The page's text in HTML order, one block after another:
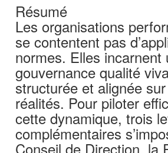
Résumé
Les organisations
se contentent pas
normes. Elles incarnent
gouvernance qualité
structurée et alignée
réalités. Pour piloter
cette dynamique, trois
complémentaires
Conseil de Direction, la